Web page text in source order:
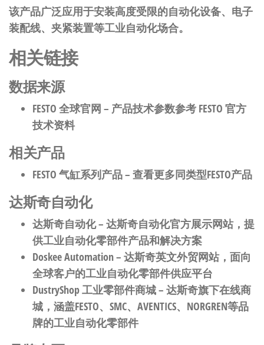
该产品广泛应用于安装高度受限的自动化设备、电子
装配线、夹紧装置等工业自动化场合。
相关链接
数据来源
FESTO 全球官网 – 产品技术参数参考 FESTO 官方
技术资料
相关产品
FESTO 气缸系列产品– 查看更多同类型FESTO产品
达斯奇自动化
达斯奇自动化– 达斯奇自动化官方展示网站，提
供工业自动化零部件产品和解决方案
Doskee Automation– 达斯奇英文外贸网站，面向
全球客户的工业自动化零部件供应平台
DustryShop 工业零部件商城– 达斯奇旗下在线商
城，涵盖FESTO、SMC、AVENTICS、NORGREN等品
牌的工业自动化零部件